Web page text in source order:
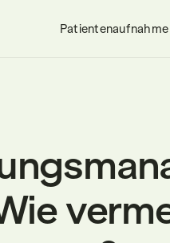
Patientenaufnahme